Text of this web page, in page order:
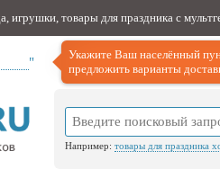
игрушки, товары для праздника с
"
Укажите Ваш населённый
предложить варианты
Например: товары для праздника